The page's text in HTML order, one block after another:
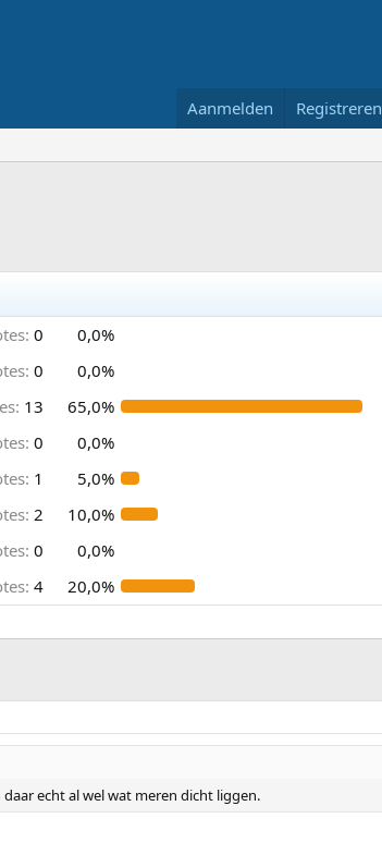
Aanmelden Registreren
0
0,0%
0
0,0%
13
65,0%
0
0,0%
1
5,0%
2
10,0%
0
0,0%
4 20,0%
echt al wel wat meren dicht liggen.